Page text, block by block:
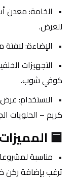
للعرض.
الإضاءة:
كوفي شوب.
كريم – الحلويات
🟦 المميزات
مناسبة
ترغب بإضافة ركن